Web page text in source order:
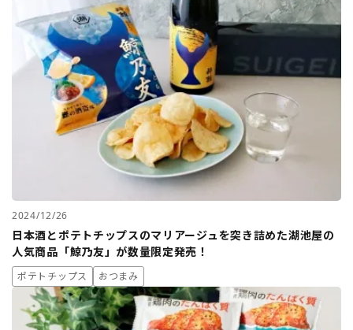
2024/12/26
日本酒とポテトチップスのマリアージュを突き詰めた湖池屋の
人気商品「鯨乃友」が数量限定発売！
ポテトチップス おつまみ